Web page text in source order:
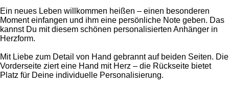
Ein neues Leben willkommen heißen – einen besonderen
Moment einfangen und ihm eine persönliche Note geben. Das
kannst Du mit diesem schönen personalisierten Anhänger in
Herzform.
Mit Liebe zum Detail von Hand gebrannt auf beiden Seiten. Die
Vorderseite ziert eine Hand mit Herz – die Rückseite bietet
Platz für Deine individuelle Personalisierung.